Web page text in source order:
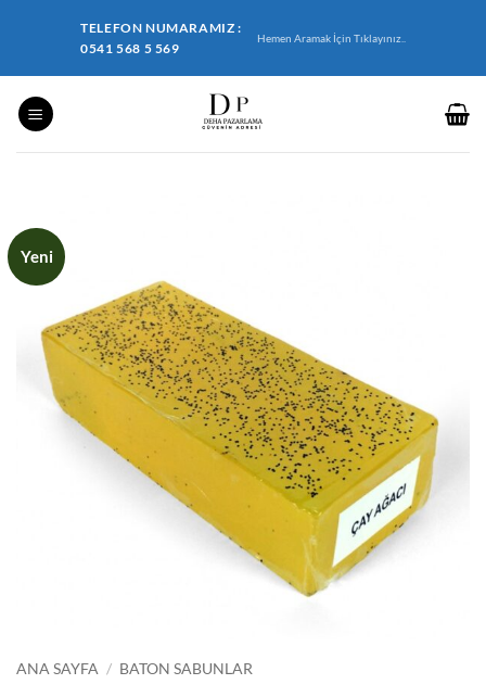
TELEFON NUMARAMIZ :
0541 568 5 569
Hemen Aramak İçin Tıklayınız..
Yeni
ANA SAYFA / BATON SABUNLAR